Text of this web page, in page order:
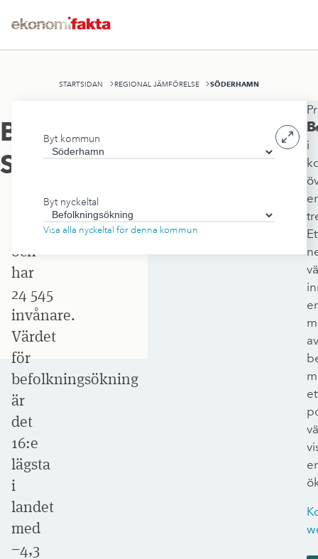
STARTSIDAN REGIONAL JÄMFÖRELSE SÖDERHAMN
Befolkningsökning
Söderhamn
kommun
ligger
Gävleborgs
och
har
24 545
invånare.
Värdet
för
befolkningsökning
är
det
16:e
lägsta
i
landet
med
−4,3
Byt kommun
Byt nyckeltal
Visa alla nyckeltal för denna kommun
i
av